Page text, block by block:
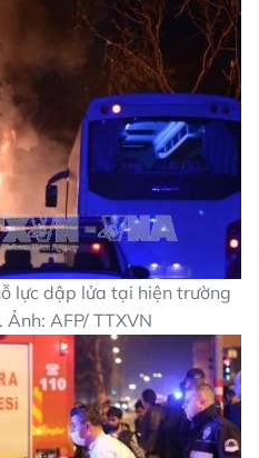
lực dập lửa tại hiện trường
AFP/ TTXVN